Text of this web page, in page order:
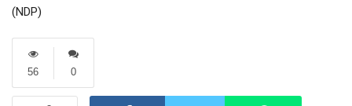
(NDP)
0
56